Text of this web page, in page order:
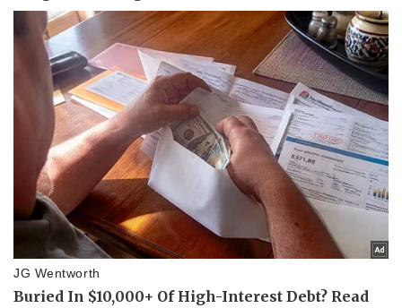
Sức khỏe
Dinh dưỡng - món ngon
Cây thuốc
Sản phụ khoa
Nhi khoa
Nam khoa
Làm đẹp - giảm cân
Phòng mạch online
Ăn sạch sống khỏe
Đời sống
Nhà đẹp
Blog
Tình yêu - Gia đình